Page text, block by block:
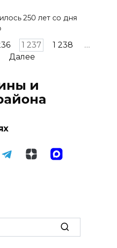
250 лет со дня
1 237 1 238
…
Далее
и